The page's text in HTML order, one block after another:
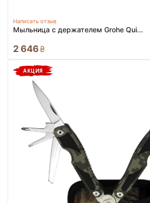
Написать отзыв
Мыльница с держателем Grohe Qui...
2 646 ₴
АКЦИЯ